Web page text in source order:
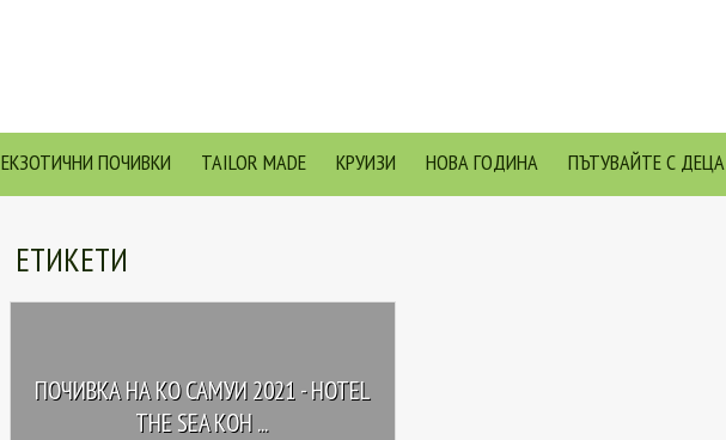
ЕКЗОТИЧНИ ПОЧИВКИ TAILOR MADE КРУИЗИ НОВА ГОДИНА ПЪТУВАЙТЕ С ДЕЦА
ЕТИКЕТИ
ПОЧИВКА НА КО САМУИ 2021 - HOTEL
THE SEA KOH ...